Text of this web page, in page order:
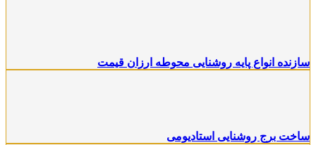
سازنده انواع پایه روشنایی محوطه ارزان قیمت
ساخت برج روشنایی استادیومی